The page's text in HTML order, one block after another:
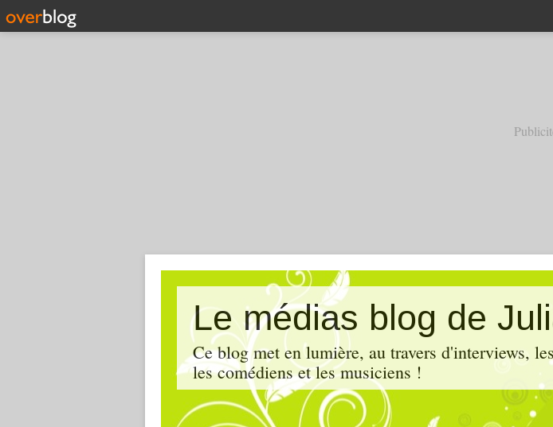
Le médias blog de
Ce blog met en lumière, au travers d'interviews,
les comédiens et les musiciens !